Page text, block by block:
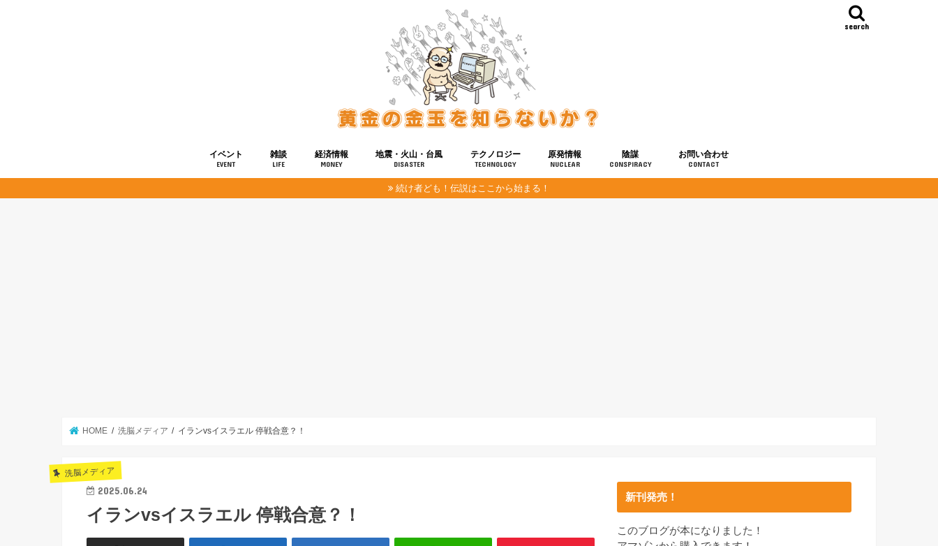
search
イベント
EVENT
雑談
LIFE
経済情報
MONEY
地震・火山・台風
DISASTER
テクノロジー
TECHNOLOGY
健康
宇宙
原発情報
NUCLEAR
陰謀
CONSPIRACY
お問い合わせ
CONTACT
続け者ども！伝説はここから始まる！
HOME 洗脳メディア イランvsイスラエル 停戦合意？！
洗脳メディア
2025.06.24
イランvsイスラエル 停戦合意？！
新刊発売！
このブログが本になりました！